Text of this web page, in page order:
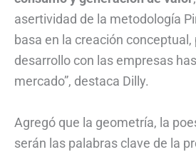
asertividad de la metodología
basa en la creación conceptual,
desarrollo con las empresas
mercado”, destaca Dilly.
Agregó que la geometría, la
serán las palabras clave de la